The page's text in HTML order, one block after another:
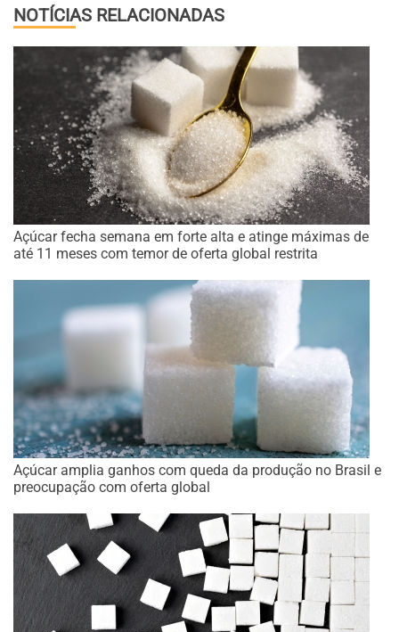
NOTÍCIAS RELACIONADAS
Açúcar fecha semana em forte alta e atinge máximas de
até 11 meses com temor de oferta global restrita
Açúcar amplia ganhos com queda da produção no Brasil e
preocupação com oferta global